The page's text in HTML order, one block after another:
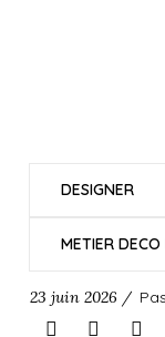
DESIGNER
METIER
23 juin 2026 /